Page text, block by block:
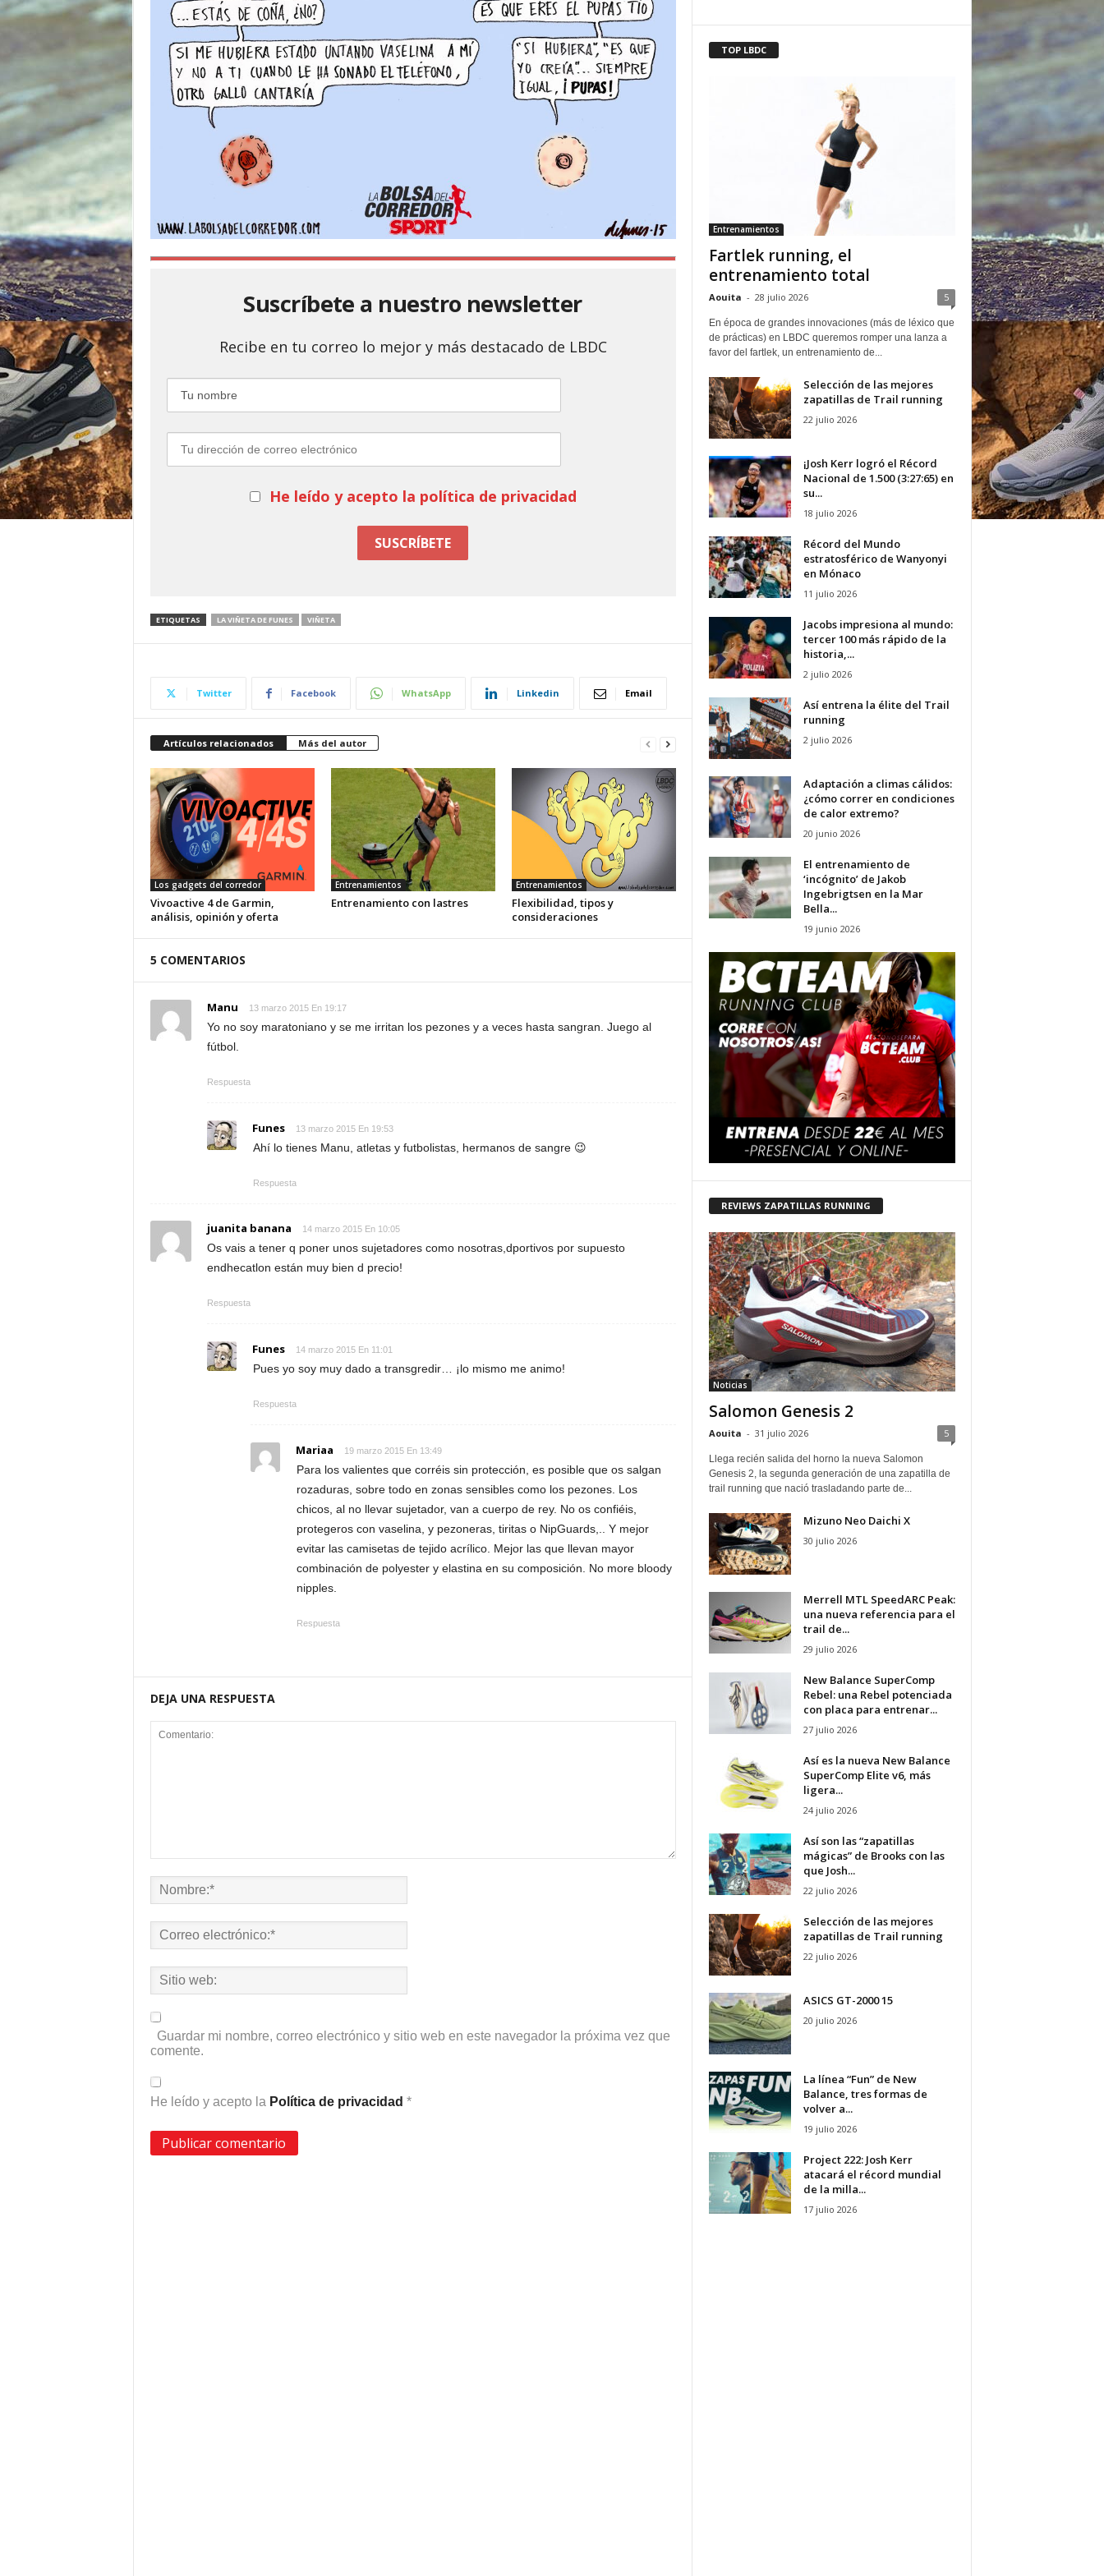
Suscríbete a nuestro newsletter
Recibe en tu correo lo mejor y más destacado de LBDC
He leído y acepto la política de privacidad
ETIQUETAS LA VIÑETA DE FUNES VIÑETA
Twitter Facebook WhatsApp Linkedin Email
Artículos relacionados Más del autor
Los gadgets del corredor
Vivoactive 4 de Garmin,
análisis, opinión y oferta
Entrenamientos
Entrenamiento con lastres
Entrenamientos
Flexibilidad, tipos y
consideraciones
5 COMENTARIOS
Manu 13 marzo 2015 En 19:17
Yo no soy maratoniano y se me irritan los pezones y a veces hasta sangran. Juego al
fútbol.
Respuesta
Funes 13 marzo 2015 En 19:53
Ahí lo tienes Manu, atletas y futbolistas, hermanos de sangre 😉
Respuesta
juanita banana 14 marzo 2015 En 10:05
Os vais a tener q poner unos sujetadores como nosotras,dportivos por supuesto
endhecatlon están muy bien d precio!
Respuesta
Funes 14 marzo 2015 En 11:01
Pues yo soy muy dado a transgredir… ¡lo mismo me animo!
Respuesta
Mariaa 19 marzo 2015 En 13:49
Para los valientes que corréis sin protección, es posible que os salgan
rozaduras, sobre todo en zonas sensibles como los pezones. Los
chicos, al no llevar sujetador, van a cuerpo de rey. No os confiéis,
protegeros con vaselina, y pezoneras, tiritas o NipGuards,.. Y mejor
evitar las camisetas de tejido acrílico. Mejor las que llevan mayor
combinación de polyester y elastina en su composición. No more bloody
nipples.
Respuesta
DEJA UNA RESPUESTA
Guardar mi nombre, correo electrónico y sitio web en este navegador la próxima vez que
comente.
He leído y acepto la Política de privacidad *
TOP LBDC
Entrenamientos
Fartlek running, el
entrenamiento total
Aouita - 28 julio 2026 5
En época de grandes innovaciones (más de léxico que
de prácticas) en LBDC queremos romper una lanza a
favor del fartlek, un entrenamiento de...
Selección de las mejores
zapatillas de Trail running
22 julio 2026
¡Josh Kerr logró el Récord
Nacional de 1.500 (3:27:65) en
su...
18 julio 2026
Récord del Mundo
estratosférico de Wanyonyi
en Mónaco
11 julio 2026
Jacobs impresiona al mundo:
tercer 100 más rápido de la
historia,...
2 julio 2026
Así entrena la élite del Trail
running
2 julio 2026
Adaptación a climas cálidos:
¿cómo correr en condiciones
de calor extremo?
20 junio 2026
El entrenamiento de
‘incógnito’ de Jakob
Ingebrigtsen en la Mar
Bella...
19 junio 2026
REVIEWS ZAPATILLAS RUNNING
Noticias
Salomon Genesis 2
Aouita - 31 julio 2026 5
Llega recién salida del horno la nueva Salomon
Genesis 2, la segunda generación de una zapatilla de
trail running que nació trasladando parte de...
Mizuno Neo Daichi X
30 julio 2026
Merrell MTL SpeedARC Peak:
una nueva referencia para el
trail de...
29 julio 2026
New Balance SuperComp
Rebel: una Rebel potenciada
con placa para entrenar...
27 julio 2026
Así es la nueva New Balance
SuperComp Elite v6, más
ligera...
24 julio 2026
Así son las “zapatillas
mágicas” de Brooks con las
que Josh...
22 julio 2026
Selección de las mejores
zapatillas de Trail running
22 julio 2026
ASICS GT-2000 15
20 julio 2026
La línea “Fun” de New
Balance, tres formas de
volver a...
19 julio 2026
Project 222: Josh Kerr
atacará el récord mundial
de la milla...
17 julio 2026